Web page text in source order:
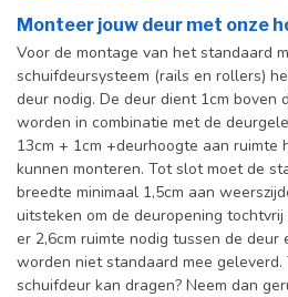
Monteer jouw deur met onze
Voor de montage van het standaard
schuifdeursysteem (rails en rollers)
deur nodig. De deur dient 1cm boven
worden in combinatie met de
13cm + 1cm +deurhoogte aan ruimte
kunnen monteren. Tot slot moet de
breedte minimaal 1,5cm aan
uitsteken om de deuropening
er 2,6cm ruimte nodig tussen de deur
worden niet standaard mee
schuifdeur kan dragen? Neem dan